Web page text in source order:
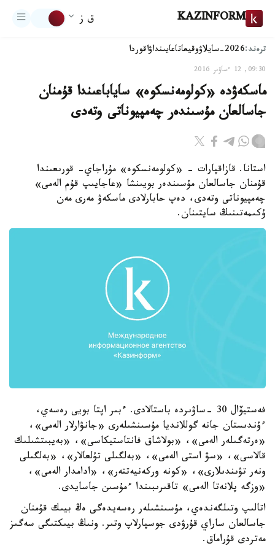
KAZINFORM ق ز
ترەند:2026-سايلاۋ وقيعاتاعايىنداۋاقوردا
09:30, 12 ءساۋىر 2016
ماسكەۋدە «كولومەنسكوە» ساياباعىندا قۇمنان
جاسالعان مۇسىندەر چەمپيوناتى وتەدى
استانا. قازاقپارات - «كولومەنسكوە» مۇراجاي- قورىعىندا
قۇمنان جاسالعان مۇسىندەر بويىنشا «عاجايىپ قۇم الەمى»
چەمپيوناتى وتەدى، دەپ حابارلادى ماسكەۋ مەرى مەن
ۇكىمەتىنىڭ سايتىنان.
فەستيۆال 30 -ساۋىردە باستالادى. ءبىر اپتا بويى رەسەي،
ءۇندىستان جانە گوللانديا مۇسىنشىلەرى «جانۋارلار الەمى»،
«ەرتەگىلەر الەمى»، «بولاشاق فانتاستيكاسى»، «بەيبىتشىلىك
قالاسى»، «سۋ استى الەمى»، «بەلگىلى تۇلعالار»، «بەلگىلى
ونەر تۋىندىلارى»، «كونە وركەنيەتتەر»، «ادامدار الەمى»،
«وزگە پلانەتا الەمى» تاقىرىبىندا ءمۇسىن جاسايدى.
اتالىپ وتىلگەندەي، مۇسىنشىلەر رەسەيدەگى ەڭ بيىك قۇمنان
جاسالعان ساراي قۇرۋدى جوسپارلاپ وتىر. ونىڭ بيىكتىگى سەگىز
مەتردى قۇراماق.